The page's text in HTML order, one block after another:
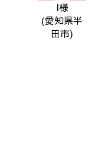
I様
(愛知県半
田市)